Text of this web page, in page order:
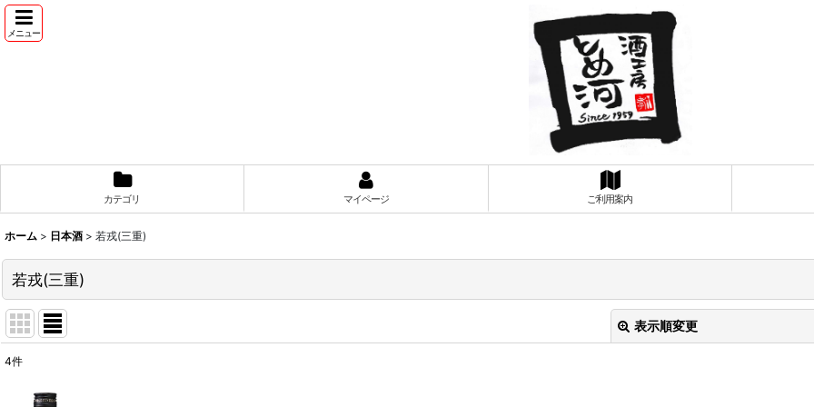
メニュー
カテゴリ マイページ ご利用案内
ホーム > 日本酒 > 若戎(三重)
若戎(三重)
表示順変更
4件